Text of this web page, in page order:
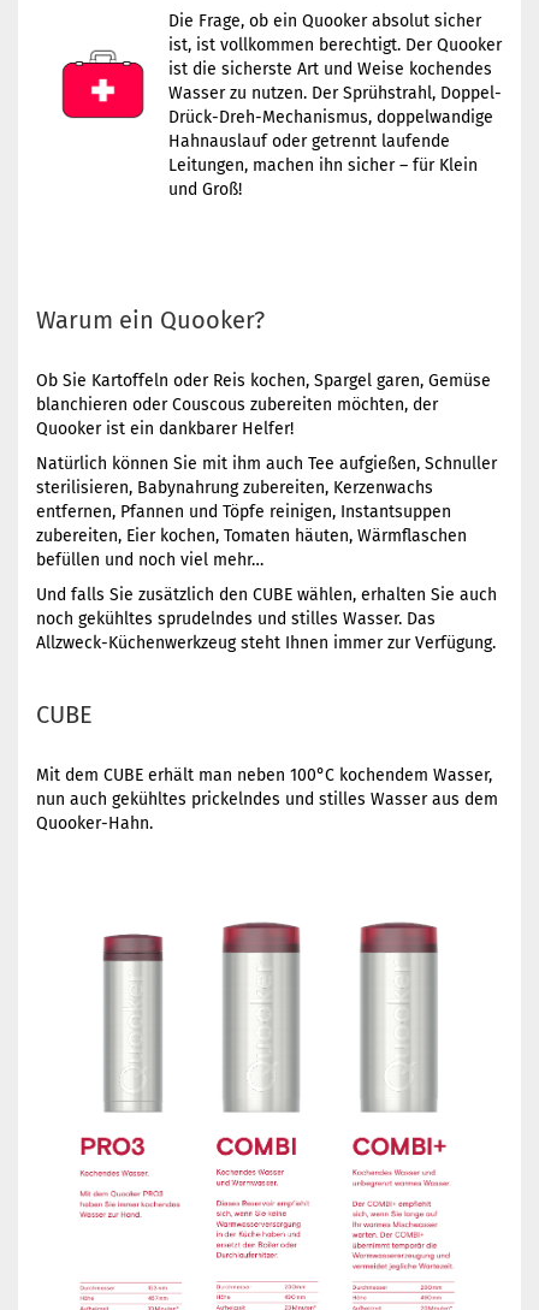
Die Frage, ob ein Quooker absolut sicher
ist, ist vollkommen berechtigt. Der Quooker
ist die sicherste Art und Weise kochendes
Wasser zu nutzen. Der Sprühstrahl, Doppel-
Drück-Dreh-Mechanismus, doppelwandige
Hahnauslauf oder getrennt laufende
Leitungen, machen ihn sicher – für Klein
und Groß!
Warum ein Quooker?
Ob Sie Kartoffeln oder Reis kochen, Spargel garen, Gemüse
blanchieren oder Couscous zubereiten möchten, der
Quooker ist ein dankbarer Helfer!
Natürlich können Sie mit ihm auch Tee aufgießen, Schnuller
sterilisieren, Babynahrung zubereiten, Kerzenwachs
entfernen, Pfannen und Töpfe reinigen, Instantsuppen
zubereiten, Eier kochen, Tomaten häuten, Wärmflaschen
befüllen und noch viel mehr…
Und falls Sie zusätzlich den CUBE wählen, erhalten Sie auch
noch gekühltes sprudelndes und stilles Wasser. Das
Allzweck-Küchenwerkzeug steht Ihnen immer zur Verfügung.
CUBE
Mit dem CUBE erhält man neben 100°C kochendem Wasser,
nun auch gekühltes prickelndes und stilles Wasser aus dem
Quooker-Hahn.